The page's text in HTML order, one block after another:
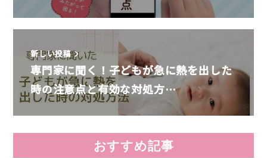
新しい投稿
専門家に聞く！子どもが急に熱を出した
時の注意点と有効な対処方…
おすすめ記事